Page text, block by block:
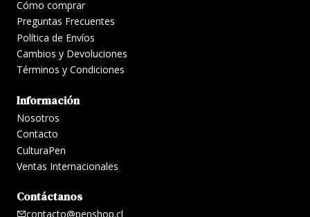
Cómo comprar
Preguntas Frecuentes
Política de Envíos
Cambios y Devoluciones
Términos y Condiciones
Información
Nosotros
Contacto
CulturaPen
Ventas Internacionales
Contáctanos
contacto@penshop.cl